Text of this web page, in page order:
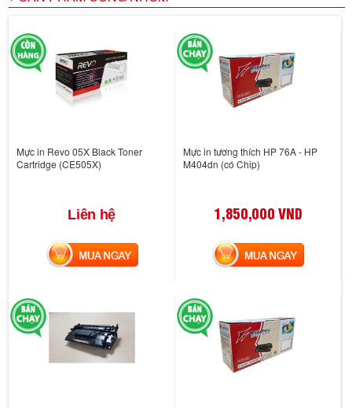
Mực in Revo 05X Black Toner
Cartridge (CE505X)
Liên hệ
MUA NGAY
Mực in tương thích HP 76A - HP
M404dn (có Chip)
1,850,000 VND
MUA NGAY